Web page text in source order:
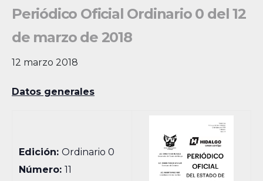
Periódico Oficial Ordinario 0 del 12
de marzo de 2018
12 marzo 2018
Datos generales
Edición:Ordinario 0
Número:11